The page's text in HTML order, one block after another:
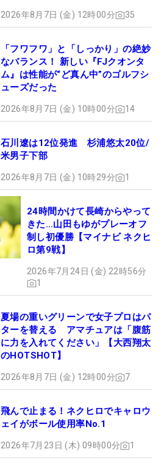
2026年8月7日 (金) 12時00分 35
「フワフワ」と「しっかり」の絶妙
なバランス！ 新しい『FJクオンタ
ム』は性能が“ど真ん中”のゴルフシ
ューズだった
2026年8月7日 (金) 10時00分 14
石川遼は12位発進 杉浦悠太20位/
米男子下部
2026年8月7日 (金) 10時29分 1
24時間かけて長崎からやって
きた…山田もゆがプレーオフ
制し初優勝【マイナビ ネクヒ
ロ第9戦】
2026年7月24日 (金) 22時56分
1
夏場の重いグリーンで女子プロはパ
ターを替える アマチュアは「腹筋
に力を入れてください」【大西翔太
のHOTSHOT】
2026年8月7日 (金) 12時00分 7
飛んで止まる！ネクヒロでキャロウ
ェイがボール使用率No.1
2026年7月23日 (木) 09時00分 1